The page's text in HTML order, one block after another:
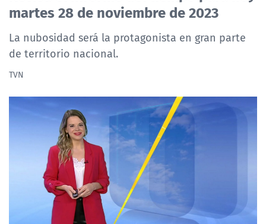
NTV
ACTUALIDAD Y TENDENCIAS
CORPORATIVO Y TRANSPARENCIA
CANAL DE DENUNCIAS
ÁREA DE PROYECTOS
martes 28 de noviembre de 2023
La nubosidad será la protagonista en gran parte
de territorio nacional.
TVN